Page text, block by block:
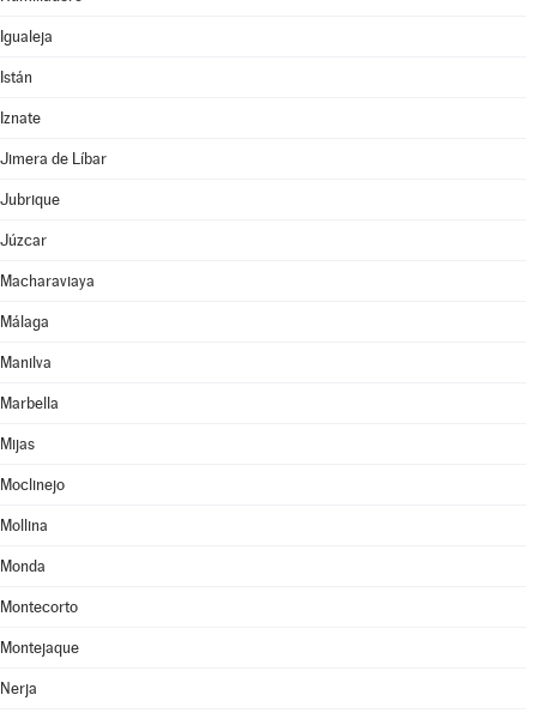
Igualeja
Istán
Iznate
Jimera de Líbar
Jubrique
Júzcar
Macharaviaya
Málaga
Manilva
Marbella
Mijas
Moclinejo
Mollina
Monda
Montecorto
Montejaque
Nerja